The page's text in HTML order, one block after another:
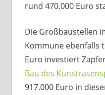
rund 470.000 Euro
Die Großbaustellen
Kommune ebenfalls
Euro investiert
Bau des
917.000 Euro in